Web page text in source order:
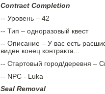
Contract Completion
-- Уровень – 42
-- Тип – одноразовый квест
-- Описание – У вас есть
виден конец контракта...
-- Стартовый город/деревня –
-- NPC - Luka
Seal Removal